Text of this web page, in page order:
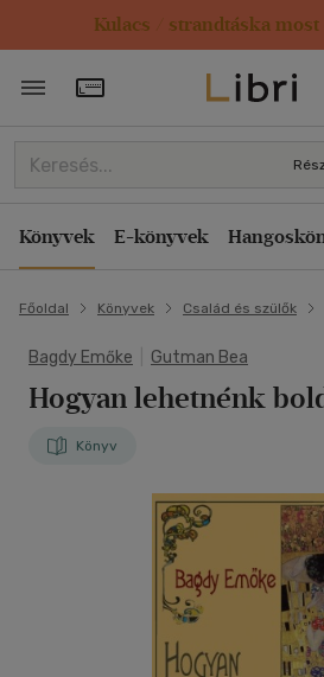
Kulacs / strandtáska most
Törzsvásárlói Kártya adatai
Könyvek E-könyvek
Főoldal Könyvek Család és szülők
Bagdy Emőke Gutman Bea
Hogyan lehetnénk
Könyv